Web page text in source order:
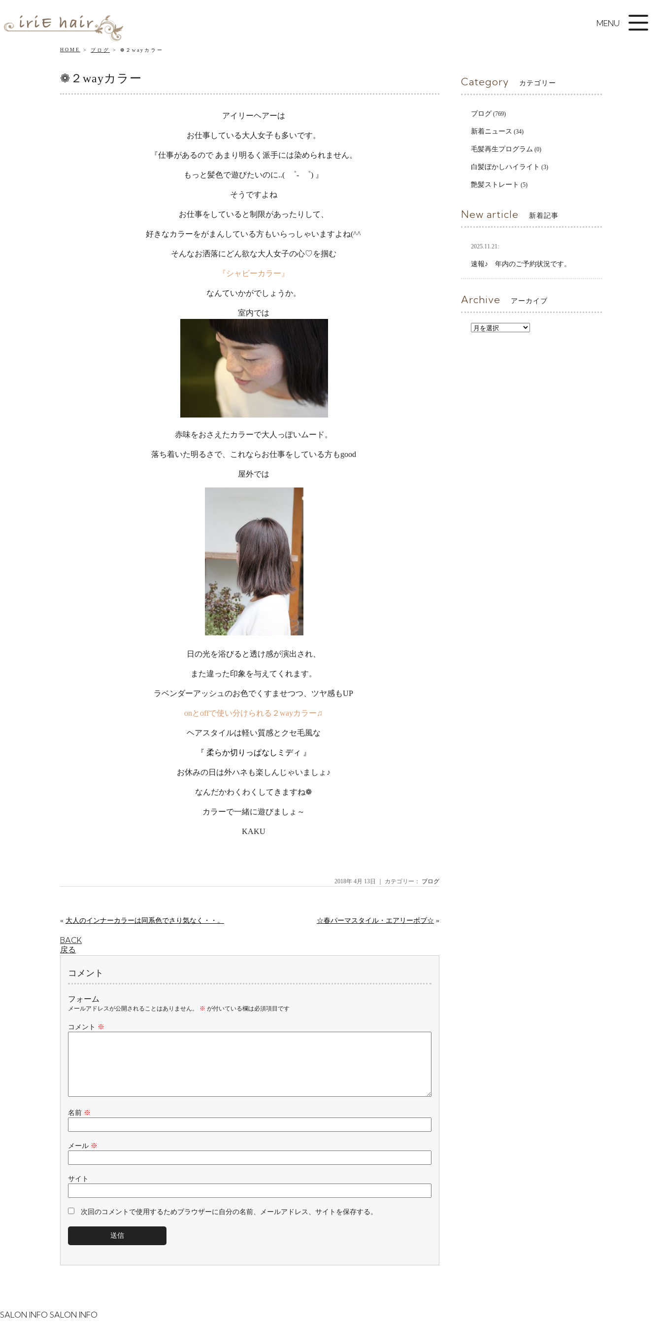
MENU
HOME ブログ ❁２wayカラー
❁２wayカラー
アイリーヘアーは
お仕事している大人女子も多いです。
『仕事があるので あまり明るく派手には染められません。
もっと髪色で遊びたいのに..( ゜- ゜) 』
そうですよね
お仕事をしていると制限があったりして、
好きなカラーをがまんしている方もいらっしゃいますよね(^^
そんなお洒落にどん欲な大人女子の心♡を掴む
『シャビーカラー』
なんていかがでしょうか。
室内では
赤味をおさえたカラーで大人っぽいムード。
落ち着いた明るさで、これならお仕事をしている方もgood
屋外では
日の光を浴びると透け感が演出され、
また違った印象を与えてくれます。
ラベンダーアッシュのお色でくすませつつ、ツヤ感もUP
onとoffで使い分けられる２wayカラー♫
ヘアスタイルは軽い質感とクセ毛風な
『 柔らか切りっぱなしミディ 』
お休みの日は外ハネも楽しんじゃいましょ♪
なんだかわくわくしてきますね❁
カラーで一緒に遊びましょ～
KAKU
2018年 4月 13日 ｜ カテゴリー： ブログ
« 大人のインナーカラーは同系色でさり気なく・・。 ☆春パーマスタイル・エアリーボブ☆ »
BACK
戻る
コメント
フォーム
メールアドレスが公開されることはありません。 ※ が付いている欄は必須項目です
コメント ※
名前 ※
メール ※
サイト
次回のコメントで使用するためブラウザーに自分の名前、メールアドレス、サイトを保存する。
Category カテゴリー
ブログ (769)
新着ニュース (34)
毛髪再生プログラム (0)
白髪ぼかしハイライト (3)
艶髪ストレート (5)
New article 新着記事
2025.11.21:
速報♪ 年内のご予約状況です。
Archive アーカイブ
SALON INFO SALON INFO